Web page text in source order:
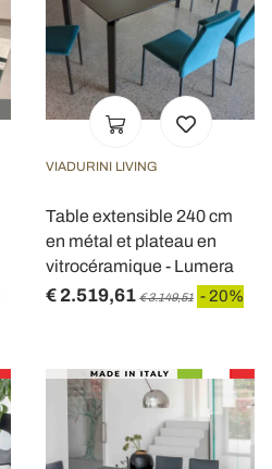
VIADURINI LIVING
Table extensible 240 cm
en métal et plateau en
vitrocéramique - Lumera
€ 2.519,61 € 3.149,51 - 20%